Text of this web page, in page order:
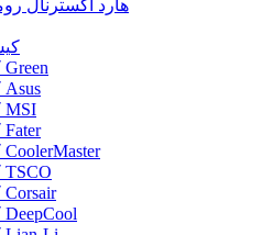
هارد اکسترنال
کیس Green
کیس Asus
کیس MSI
کیس Fater
کیس CoolerMaster
کیس TSCO
کیس Corsair
کیس DeepCool